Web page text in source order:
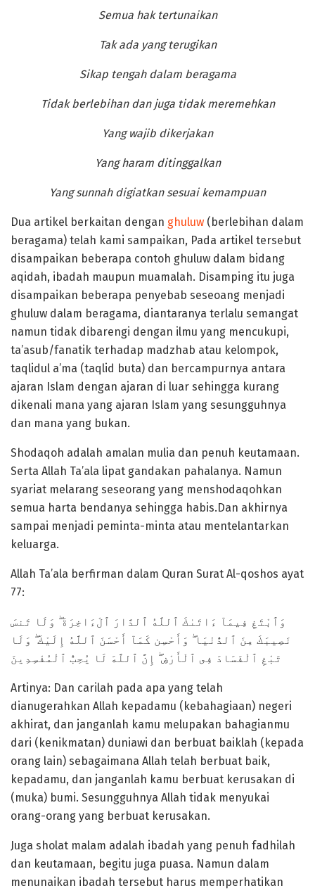
Semua hak tertunaikan
Tak ada yang terugikan
Sikap tengah dalam beragama
Tidak berlebihan dan juga tidak meremehkan
Yang wajib dikerjakan
Yang haram ditinggalkan
Yang sunnah digiatkan sesuai kemampuan
Dua artikel berkaitan dengan ghuluw (berlebihan dalam
beragama) telah kami sampaikan, Pada artikel tersebut
disampaikan beberapa contoh ghuluw dalam bidang
aqidah, ibadah maupun muamalah. Disamping itu juga
disampaikan beberapa penyebab seseoang menjadi
ghuluw dalam beragama, diantaranya terlalu semangat
namun tidak dibarengi dengan ilmu yang mencukupi,
ta’asub/fanatik terhadap madzhab atau kelompok,
taqlidul a’ma (taqlid buta) dan bercampurnya antara
ajaran Islam dengan ajaran di luar sehingga kurang
dikenali mana yang ajaran Islam yang sesungguhnya
dan mana yang bukan.
Shodaqoh adalah amalan mulia dan penuh keutamaan.
Serta Allah Ta’ala lipat gandakan pahalanya. Namun
syariat melarang seseorang yang menshodaqohkan
semua harta bendanya sehingga habis.Dan akhirnya
sampai menjadi peminta-minta atau mentelantarkan
keluarga.
Allah Ta’ala berfirman dalam Quran Surat Al-qoshos ayat
77:
وَٱبْتَغِ فِيمَآ ءَاتَىٰكَ ٱللَّهُ ٱلدَّارَ ٱلْءَاخِرَةَ ۖ وَلَا تَنسَ
نَصِيبَكَ مِنَ ٱلدُّنْيَا ۖ وَأَحْسِن كَمَآ أَحْسَنَ ٱللَّهُ إِلَيْكَ ۖ وَلَا
تَبْغِ ٱلْفَسَادَ فِى ٱلْأَرْضِ ۖ إِنَّ ٱللَّهَ لَا يُحِبُّ ٱلْمُفْسِدِينَ
Artinya: Dan carilah pada apa yang telah
dianugerahkan Allah kepadamu (kebahagiaan) negeri
akhirat, dan janganlah kamu melupakan bahagianmu
dari (kenikmatan) duniawi dan berbuat baiklah (kepada
orang lain) sebagaimana Allah telah berbuat baik,
kepadamu, dan janganlah kamu berbuat kerusakan di
(muka) bumi. Sesungguhnya Allah tidak menyukai
orang-orang yang berbuat kerusakan.
Juga sholat malam adalah ibadah yang penuh fadhilah
dan keutamaan, begitu juga puasa. Namun dalam
menunaikan ibadah tersebut harus memperhatikan